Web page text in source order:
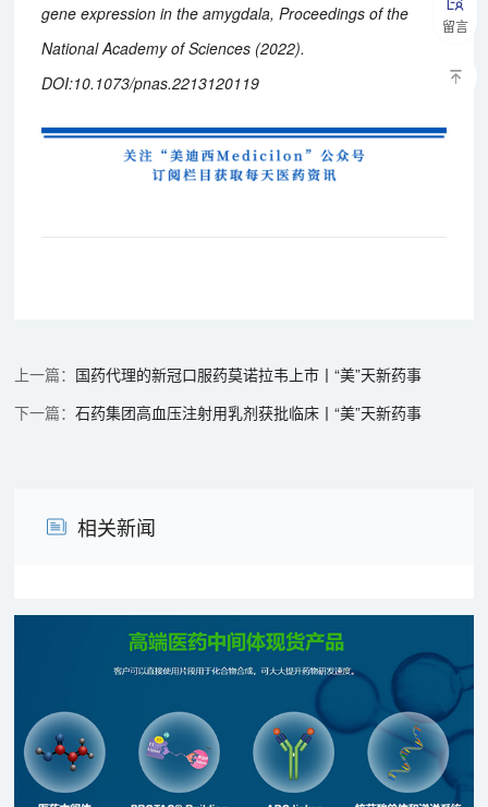
留言
gene expression in the amygdala, Proceedings of the
National Academy of Sciences (2022).
DOI:10.1073/pnas.2213120119
国药代理的新冠口服药莫诺拉韦上市丨“美”天新药事
石药集团高血压注射用乳剂获批临床丨“美”天新药事
相关新闻